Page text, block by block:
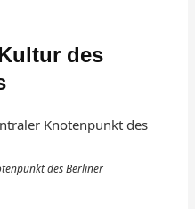
des
des Berliner